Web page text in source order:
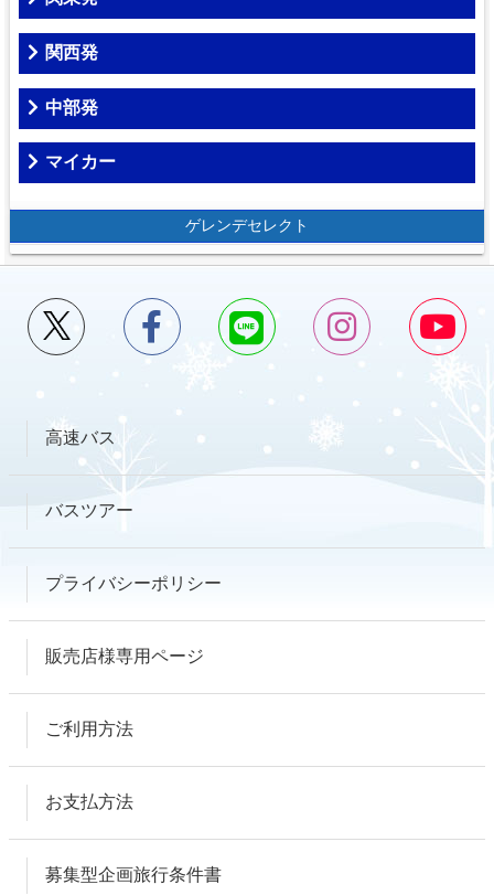
関西発
中部発
マイカー
ゲレンデセレクト
高速バス
バスツアー
プライバシーポリシー
販売店様専用ページ
ご利用方法
お支払方法
募集型企画旅行条件書